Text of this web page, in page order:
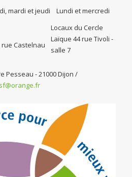
mardi et jeudi Lundi et mercredi
rue Castelnau
Locaux du Cercle
Laïque 44 rue Tivoli -
salle 7
Pesseau - 21000 Dijon /